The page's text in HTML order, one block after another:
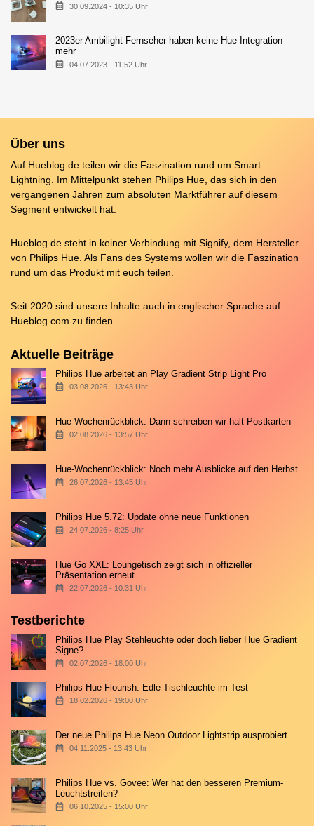
30.09.2024 - 10:35 Uhr
2023er Ambilight-Fernseher haben keine Hue-Integration
mehr
04.07.2023 - 11:52 Uhr
Über uns
Auf Hueblog.de teilen wir die Faszination rund um Smart
Lightning. Im Mittelpunkt stehen Philips Hue, das sich in den
vergangenen Jahren zum absoluten Marktführer auf diesem
Segment entwickelt hat.
Hueblog.de steht in keiner Verbindung mit Signify, dem Hersteller
von Philips Hue. Als Fans des Systems wollen wir die Faszination
rund um das Produkt mit euch teilen.
Seit 2020 sind unsere Inhalte auch in englischer Sprache auf
Hueblog.com zu finden.
Aktuelle Beiträge
Philips Hue arbeitet an Play Gradient Strip Light Pro
03.08.2026 - 13:43 Uhr
Hue-Wochenrückblick: Dann schreiben wir halt Postkarten
02.08.2026 - 13:57 Uhr
Hue-Wochenrückblick: Noch mehr Ausblicke auf den Herbst
26.07.2026 - 13:45 Uhr
Philips Hue 5.72: Update ohne neue Funktionen
24.07.2026 - 8:25 Uhr
Hue Go XXL: Loungetisch zeigt sich in offizieller
Präsentation erneut
22.07.2026 - 10:31 Uhr
Testberichte
Philips Hue Play Stehleuchte oder doch lieber Hue Gradient
Signe?
02.07.2026 - 18:00 Uhr
Philips Hue Flourish: Edle Tischleuchte im Test
18.02.2026 - 19:00 Uhr
Der neue Philips Hue Neon Outdoor Lightstrip ausprobiert
04.11.2025 - 13:43 Uhr
Philips Hue vs. Govee: Wer hat den besseren Premium-
Leuchtstreifen?
06.10.2025 - 15:00 Uhr